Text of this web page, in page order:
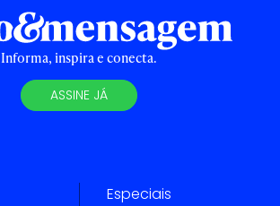
Informa, inspira e conecta.
ASSINE JÁ
Especiais